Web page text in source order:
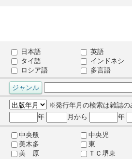
日本語 英語
タイ語
インドネシ
ロシア語
多言語
※発行年月の検索は雑誌の
年
月から 年
中央般 中央児
美木多
東
美 原
ＴＣ堺東